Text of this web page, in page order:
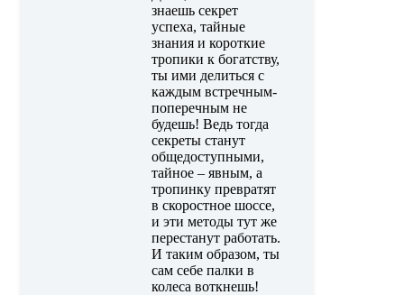
знаешь секрет
успеха, тайные
знания и короткие
тропики к богатству,
ты ими делиться с
каждым встречным-
поперечным не
будешь! Ведь тогда
секреты станут
общедоступными,
тайное – явным, а
тропинку превратят
в скоростное шоссе,
и эти методы тут же
перестанут работать.
И таким образом, ты
сам себе палки в
колеса воткнешь!